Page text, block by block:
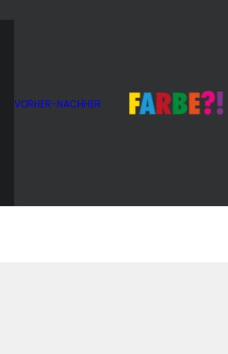
VORHER-NACHHER